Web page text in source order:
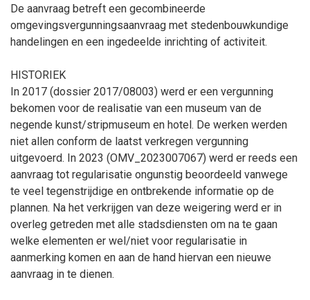
De aanvraag betreft een gecombineerde
omgevingsvergunningsaanvraag met stedenbouwkundige
handelingen en een ingedeelde inrichting of activiteit.
HISTORIEK
In 2017 (dossier 2017/08003) werd er een vergunning
bekomen voor de realisatie van een museum van de
negende kunst/stripmuseum en hotel. De werken werden
niet allen conform de laatst verkregen vergunning
uitgevoerd. In 2023 (OMV_2023007067) werd er reeds een
aanvraag tot regularisatie ongunstig beoordeeld vanwege
te veel tegenstrijdige en ontbrekende informatie op de
plannen. Na het verkrijgen van deze weigering werd er in
overleg getreden met alle stadsdiensten om na te gaan
welke elementen er wel/niet voor regularisatie in
aanmerking komen en aan de hand hiervan een nieuwe
aanvraag in te dienen.